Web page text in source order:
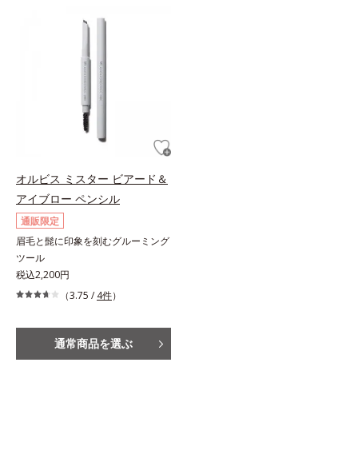
オルビス ミスター ビアード＆
アイブロー ペンシル
通販限定
眉毛と髭に印象を刻むグルーミング
ツール
税込2,200円
（3.75 / 4件）
通常商品を選ぶ